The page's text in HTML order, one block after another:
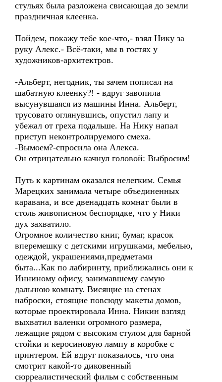
стульях была разложена свисающая до земли
праздничная клеенка.
Пойдем, покажу тебе кое-что,- взял Нику за
руку Алекс.- Всё-таки, мы в гостях у
художников-архитектров.
-Альберт, негодник, ты зачем пописал на
шабатную клеенку?! - вдруг завопила
высунувшаяся из машины Инна. Альберт,
трусовато оглянувшись, опустил лапу и
убежал от греха подальше. На Нику напал
приступ неконтролируемого смеха.
-Вымоем?-спросила она Алекса.
Он отрицательно качнул головой: Выбросим!
Путь к картинам оказался нелегким. Семья
Марецких занимала четыре объединенных
каравана, и все двенадцать комнат были в
столь живописном беспорядке, что у Ники
дух захватило.
Огромное количество книг, бумаг, красок
вперемешку с детскими игрушками, мебелью,
одеждой, украшениями,предметами
быта...Как по лабиринту, приближались они к
Инниному офису, занимавшему самую
дальнюю комнату. Висящие на стенах
наброски, стоящие повсюду макеты домов,
которые проектировала Инна. Никин взгляд
выхватил валенки огромного размера,
лежащие рядом с высоким стулом для барной
стойки и керосиновую лампу в коробке с
принтером. Ей вдруг показалось, что она
смотрит какой-то диковенный
сюрреалистический фильм с собственным